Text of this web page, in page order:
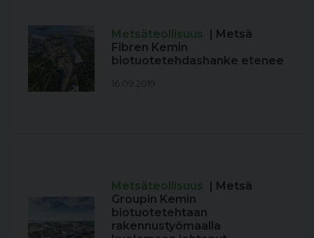
Metsäteollisuus
| Metsä
Fibren Kemin
biotuotetehdashanke etenee
16.09.2019
Metsäteollisuus
| Metsä
Groupin Kemin
biotuotetehtaan
rakennustyömaalla